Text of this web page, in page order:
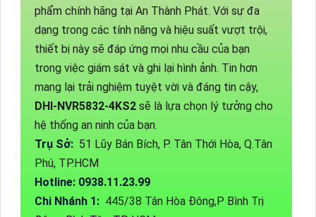
phẩm chính hãng tại An Thành Phát. Với sự đa
dạng trong các tính năng và hiệu suất vượt trội,
thiết bị này sẽ đáp ứng mọi nhu cầu của bạn
trong việc giám sát và ghi lại hình ảnh. Tin hơn
mang lại trải nghiệm tuyệt vời và đáng tin cậy,
DHI-NVR5832-4KS2 sẽ là lựa chọn lý tưởng cho
hệ thống an ninh của bạn.
Trụ Sở: 51 Lũy Bán Bích, P. Tân Thới Hòa, Q.Tân
Phú, TP.HCM
Hotline: 0938.11.23.99
Chi Nhánh 1: 445/38 Tân Hòa Đông,P Bình Trị